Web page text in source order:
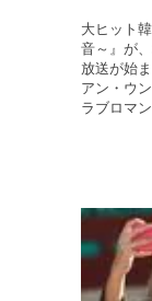
大ヒット
音～』が
放送が始
アン・ウ
ラブロマ